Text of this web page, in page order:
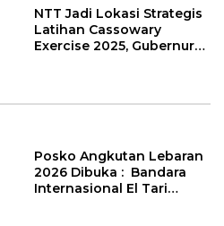
NTT Jadi Lokasi Strategis
Latihan Cassowary
Exercise 2025, Gubernur
Posko Angkutan Lebaran
2026 Dibuka : Bandara
Internasional El Tari